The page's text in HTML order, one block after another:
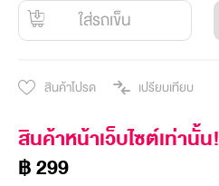
ใส่รถเข็น
สินค้าโปรด เปรียบเทียบ
สินค้าหน้าเว็บไซต์เท่านั้น!
฿ 299